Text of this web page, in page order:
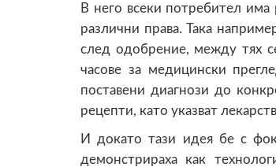
В него всеки потребител има
различни права. Така
след одобрение, между тях
часове за медицински
поставени диагнози до
рецепти, като указват
И докато тази идея бе с
демонстрираха как